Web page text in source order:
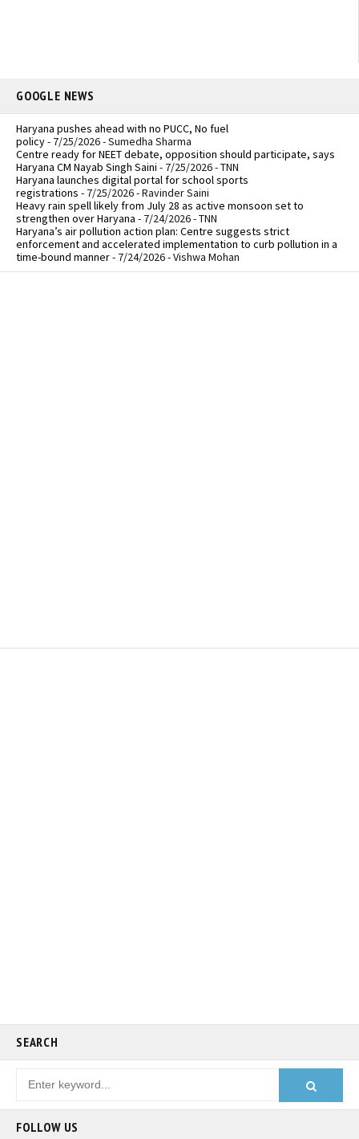
GOOGLE NEWS
Haryana pushes ahead with no PUCC, No fuel
policy- 7/25/2026- Sumedha Sharma
Centre ready for NEET debate, opposition should participate, says
Haryana CM Nayab Singh Saini - 7/25/2026- TNN
Haryana launches digital portal for school sports
registrations - 7/25/2026- Ravinder Saini
Heavy rain spell likely from July 28 as active monsoon set to
strengthen over Haryana - 7/24/2026- TNN
Haryana’s air pollution action plan: Centre suggests strict
enforcement and accelerated implementation to curb pollution in a
time-bound manner- 7/24/2026- Vishwa Mohan
SEARCH
FOLLOW US